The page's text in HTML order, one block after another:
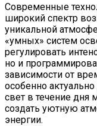
Современные
широкий спектр
уникальной
«умных» систем
регулировать
но и
зависимости от
особенно
свет в течение дня
создать уютную
энергии.